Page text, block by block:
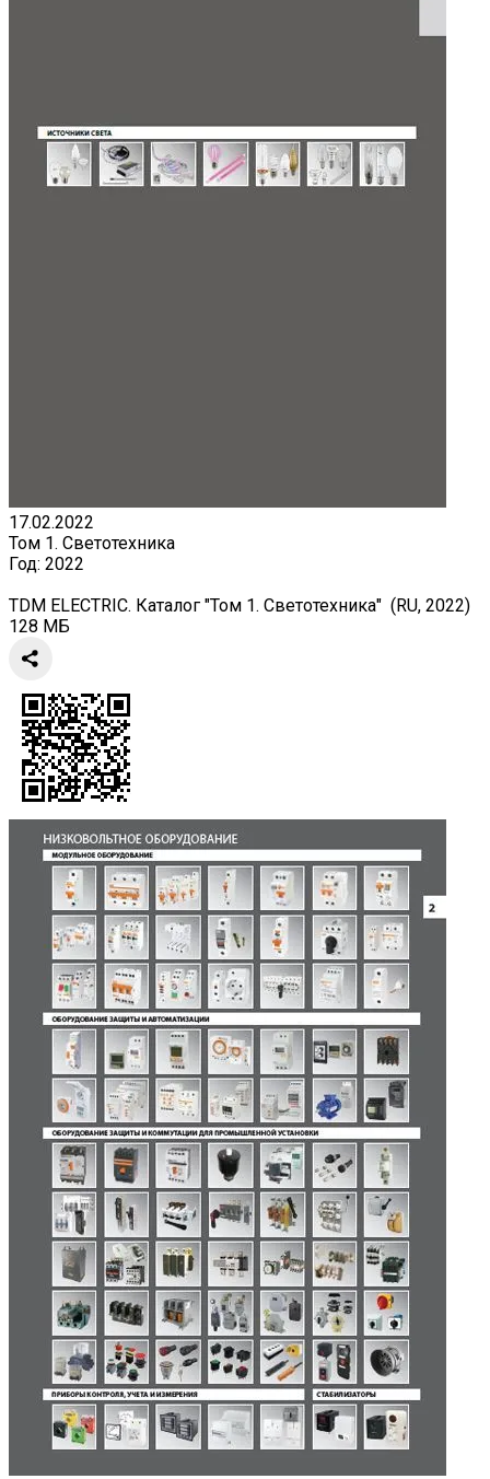
17.02.2022
Том 1. Светотехника
Год: 2022
TDM ELECTRIC. Каталог "Том 1. Светотехника" (RU, 2022)
128 МБ